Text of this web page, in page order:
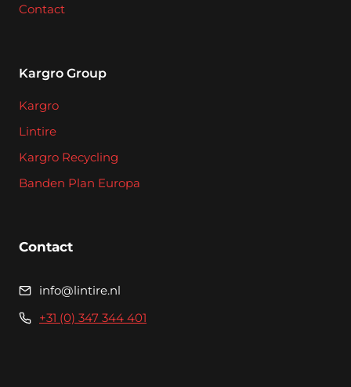
Contact
Kargro Group
Kargro
Lintire
Kargro Recycling
Banden Plan Europa
Contact
info@lintire.nl
+31 (0) 347 344 401